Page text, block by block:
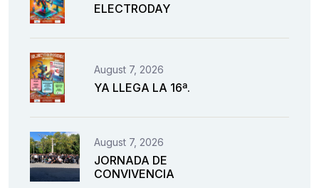
ELECTRODAY
August 7, 2026
YA LLEGA LA 16ª.
August 7, 2026
JORNADA DE
CONVIVENCIA